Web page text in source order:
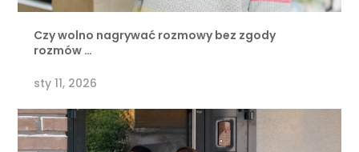
Czy wolno nagrywać rozmowy bez zgody
rozmów …
sty 11, 2026